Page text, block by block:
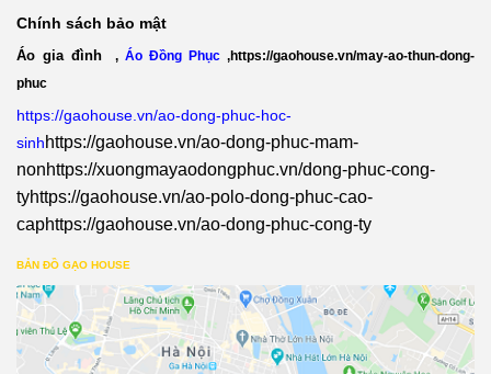
Chính sách bảo mật
Áo gia đình , Áo Đồng Phục ,https://gaohouse.vn/may-ao-thun-dong-
phuc
https://gaohouse.vn/ao-dong-phuc-hoc-
sinhhttps://gaohouse.vn/ao-dong-phuc-mam-
nonhttps://xuongmayaodongphuc.vn/dong-phuc-cong-
tyhttps://gaohouse.vn/ao-polo-dong-phuc-cao-
caphttps://gaohouse.vn/ao-dong-phuc-cong-ty
BẢN ĐỒ GẠO HOUSE